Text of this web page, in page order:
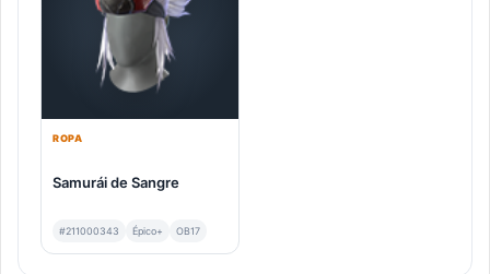
ROPA
Samurái de Sangre
#211000343 Épico+ OB17